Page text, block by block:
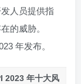
人员提供指
的威胁。
年发布。
2023 年十大风